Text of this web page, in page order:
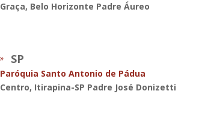
Graça, Belo Horizonte Padre Áureo
SP
Paróquia Santo Antonio de Pádua
Centro, Itirapina-SP Padre José Donizetti